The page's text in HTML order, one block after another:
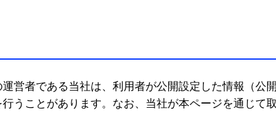
者である当社は、利用者が公開設定した情報（公
うことがあります。なお、当社が本ページを通じて